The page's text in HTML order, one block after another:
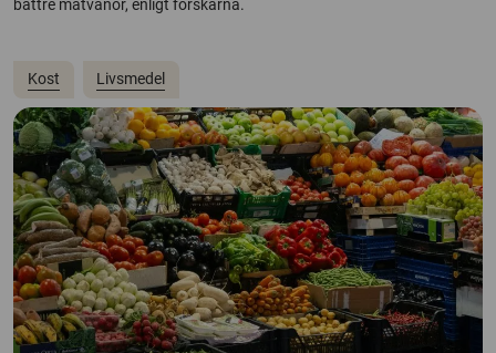
bättre matvanor, enligt forskarna.
Kost Livsmedel